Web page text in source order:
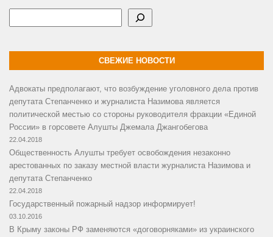
СВЕЖИЕ НОВОСТИ
Адвокаты предполагают, что возбуждение уголовного дела против
депутата Степанченко и журналиста Назимова является
политической местью со стороны руководителя фракции «Единой
России» в горсовете Алушты Джемала Джангобегова
22.04.2018
Общественность Алушты требует освобождения незаконно
арестованных по заказу местной власти журналиста Назимова и
депутата Степанченко
22.04.2018
Государственный пожарный надзор информирует!
03.10.2016
В Крыму законы РФ заменяются «договорняками» из украинского